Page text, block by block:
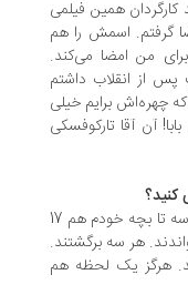
همین فیلمی
اسمش را هم
می‌کند.
داشتم
برایم خیلی
تارکوفسکی
اهل دور از خانه زندگی کردن نبودم، برگشتم. سه تا بچه خودم هم 17
هر سه برگشتند.
یک لحظه هم